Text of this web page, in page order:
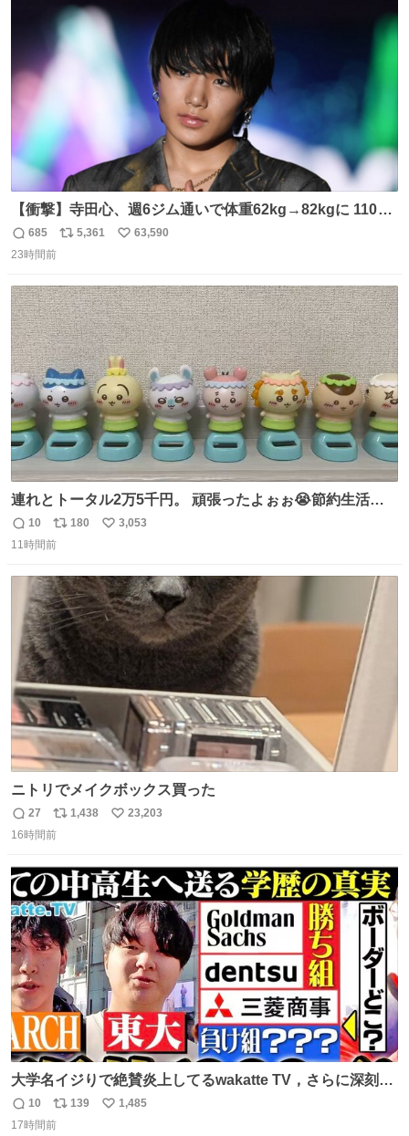
ト
数
【衝撃】寺田心、週6ジム通いで体重62kg→82kgに 110kg
のベンチプレス持ち上げる姿披露
news.livedoor.com/article/detail… 元々自重のみだった
のためおにぎり10個、ゼリー飲料3～4本、パスタと毎日4
千kcalオーバーの食事を摂取し、増量したという。
返
信
685
リ
ト
数
5,361
い
数
63,590
23時間前
連れとトータル2万5千円。 頑張ったよぉぉ😭節約生活の
始まり。笑
返
信
10
リ
ポ
ト
数
180
い
数
3,053
11時間前
ニトリでメイクボックス買った
返
信
27
リ
ポ
ト
数
1,438
い
数
23,203
16時間前
大学名イジりで絶賛炎上してるwakatte TV，さらに深刻な
問題はこっちでは？ ・都内の特定企業に入るのを極度に推
奨し，それ以外の地域で堅実に生きるのを周縁化する ・恋
返
信
10
リ
ポ
139
い
1,485
17時間前